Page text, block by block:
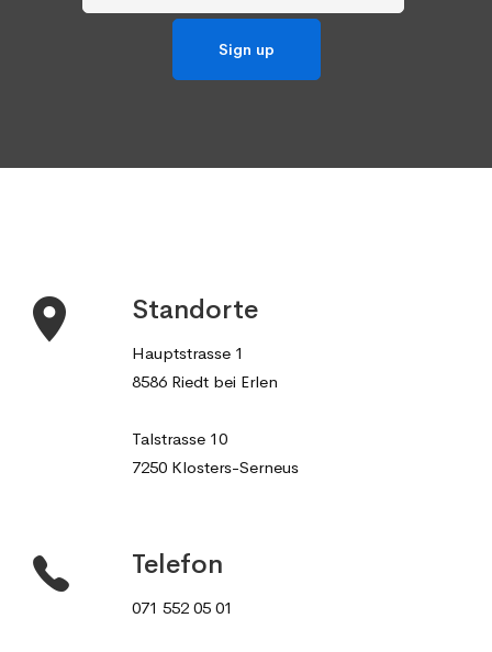
Standorte
Hauptstrasse 1
8586 Riedt bei Erlen
Talstrasse 10
7250 Klosters-Serneus
Telefon
071 552 05 01